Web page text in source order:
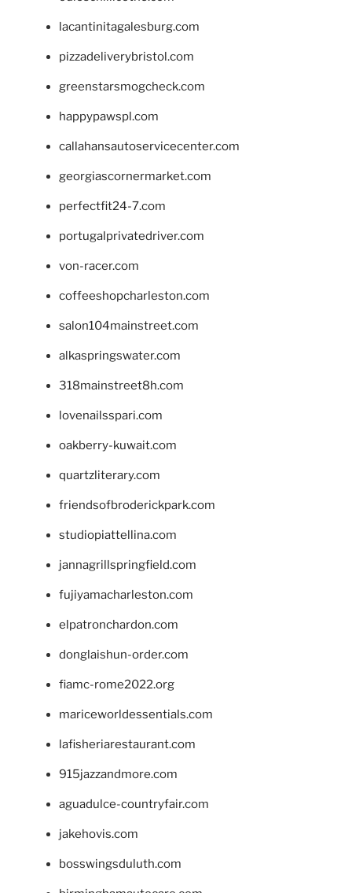
lacantinitagalesburg.com
pizzadeliverybristol.com
greenstarsmogcheck.com
happypawspl.com
callahansautoservicecenter.com
georgiascornermarket.com
perfectfit24-7.com
portugalprivatedriver.com
von-racer.com
coffeeshopcharleston.com
salon104mainstreet.com
alkaspringswater.com
318mainstreet8h.com
lovenailsspari.com
oakberry-kuwait.com
quartzliterary.com
friendsofbroderickpark.com
studiopiattellina.com
jannagrillspringfield.com
fujiyamacharleston.com
elpatronchardon.com
donglaishun-order.com
fiamc-rome2022.org
mariceworldessentials.com
lafisheriarestaurant.com
915jazzandmore.com
aguadulce-countryfair.com
jakehovis.com
bosswingsduluth.com